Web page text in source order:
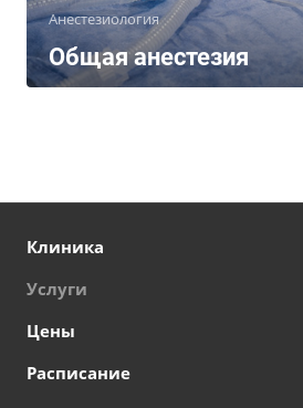
Анестезиология
Общая анестезия
Клиника
Услуги
Цены
Расписание